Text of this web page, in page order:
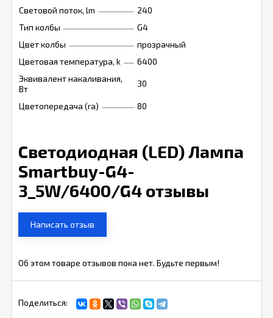
Световой поток, lm
240
Тип колбы
G4
Цвет колбы
прозрачный
Цветовая температура, k
6400
Эквивалент накаливания,
Вт
30
Цветопередача (ra) 80
Светодиодная (LED) Лампа
Smartbuy-G4-
3_5W/6400/G4 отзывы
Написать отзыв
Об этом товаре отзывов пока нет. Будьте первым!
Поделиться: